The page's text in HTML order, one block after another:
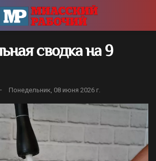
сводка на 9
Понедельник, 08 июня 2026 г.